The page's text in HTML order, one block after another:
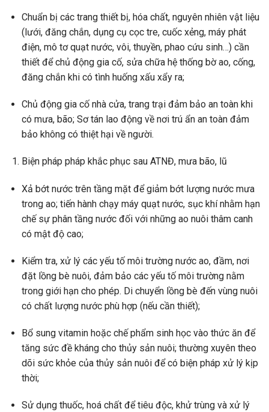
Chuẩn bị các trang thiết bị, hóa chất, nguyên nhiên vật liệu
(lưới, đăng chắn, dụng cụ cọc tre, cuốc xẻng, máy phát
điện, mô tơ quạt nước, vôi, thuyền, phao cứu sinh…) cần
thiết để chủ động gia cố, sửa chữa hệ thống bờ ao, cống,
đăng chắn khi có tình huống xấu xẩy ra;
Chủ động gia cố nhà cửa, trang trại đảm bảo an toàn khi
có mưa, bão; Sơ tán lao động về nơi trú ẩn an toàn đảm
bảo không có thiệt hại về người.
Biện pháp pháp khắc phục sau ATNĐ, mưa bão, lũ
Xả bớt nước trên tầng mặt để giảm bớt lượng nước mưa
trong ao; tiến hành chạy máy quạt nước, sục khí nhằm hạn
chế sự phân tầng nước đối với những ao nuôi thâm canh
có mật độ cao;
Kiểm tra, xử lý các yếu tố môi trường nước ao, đầm, nơi
đặt lồng bè nuôi, đảm bảo các yếu tố môi trường nằm
trong giới hạn cho phép. Di chuyển lồng bè đến vùng nuôi
có chất lượng nước phù hợp (nếu cần thiết);
Bổ sung vitamin hoặc chế phẩm sinh học vào thức ăn để
tăng sức đề kháng cho thủy sản nuôi; thường xuyên theo
dõi sức khỏe của thủy sản nuôi để có biện pháp xử lý kịp
thời;
Sử dụng thuốc, hoá chất để tiêu độc, khử trùng và xử lý